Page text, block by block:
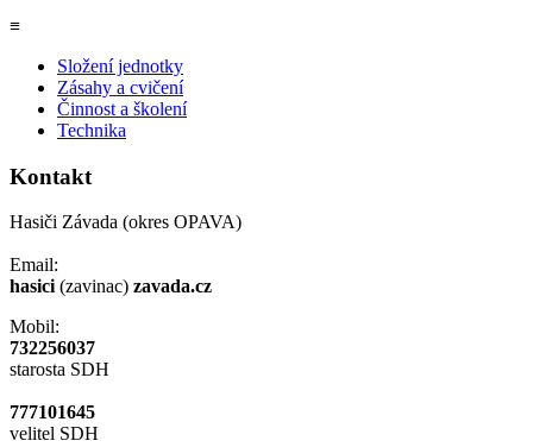
≡
Složení jednotky
Zásahy a cvičení
Činnost a školení
Technika
Kontakt
Hasiči Závada (okres OPAVA)
Email:
hasici (zavinac) zavada.cz
Mobil:
732256037
starosta SDH
777101645
velitel SDH